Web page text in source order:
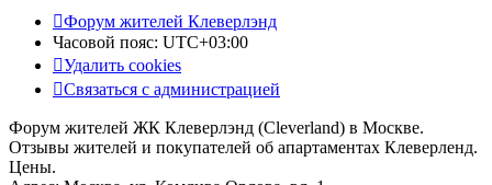
Форум жителей Клеверлэнд
Часовой пояс: UTC+03:00
Удалить cookies
Связаться с администрацией
Форум жителей ЖК Клеверлэнд (Cleverland) в Москве.
Отзывы жителей и покупателей об апартаментах Клеверленд.
Цены.